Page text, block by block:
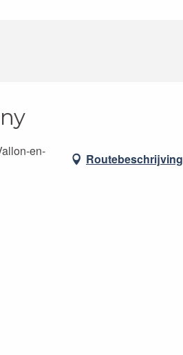
en-
Routebeschrijving